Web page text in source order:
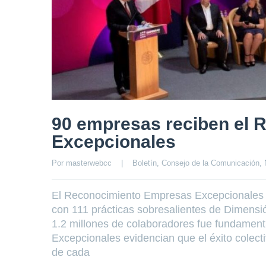
90 empresas reciben el
Excepcionales
Por masterwebcc Boletín, Consejo de la Comunicación,
El Reconocimiento Empresas
con 111 prácticas sobresalientes de
1.2 millones de colaboradores fue
Excepcionales evidencian que el éxito
de cada